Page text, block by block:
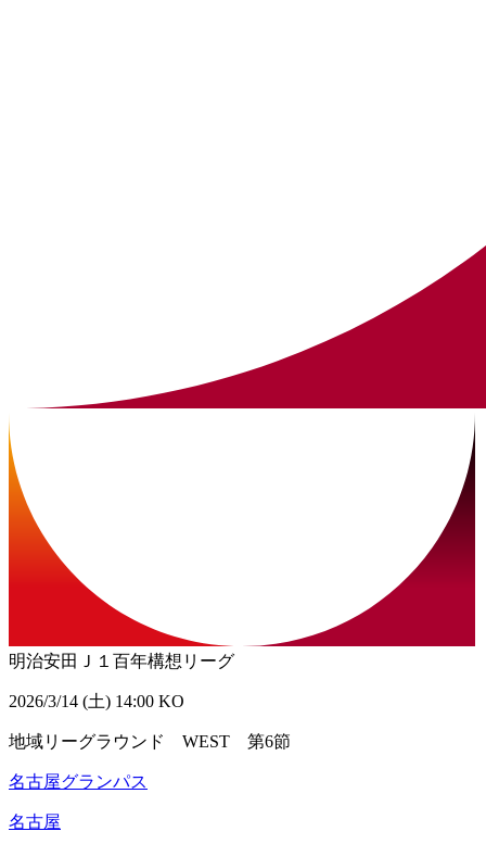
明治安田Ｊ１百年構想リーグ
2026/3/14 (土) 14:00 KO
地域リーグラウンド WEST 第6節
名古屋グランパス
名古屋